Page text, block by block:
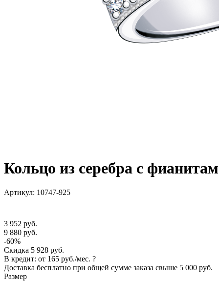
Кольцо из серебра с
Артикул: 10747-925
3 952 руб.
9 880 руб.
-60%
Скидка 5 928 руб.
В кредит: от 165 руб./мес. ?
Доставка бесплатно при общей сумме заказа свыше 5 000 руб.
Размер